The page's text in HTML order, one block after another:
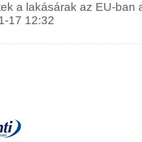
a lakásárak az EU-ban
17 12:32